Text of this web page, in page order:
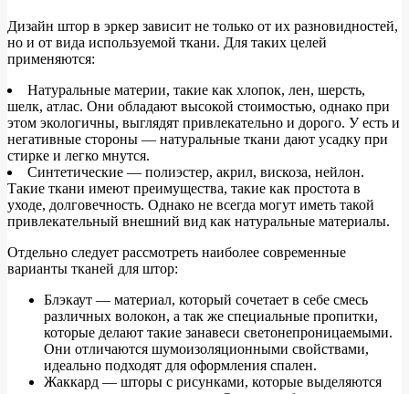
Дизайн штор в эркер зависит не только от их разновидностей,
но и от вида используемой ткани. Для таких целей
применяются:
Натуральные материи, такие как хлопок, лен, шерсть,
шелк, атлас. Они обладают высокой стоимостью, однако при
этом экологичны, выглядят привлекательно и дорого. У есть и
негативные стороны — натуральные ткани дают усадку при
стирке и легко мнутся.
Синтетические — полиэстер, акрил, вискоза, нейлон.
Такие ткани имеют преимущества, такие как простота в
уходе, долговечность. Однако не всегда могут иметь такой
привлекательный внешний вид как натуральные материалы.
Отдельно следует рассмотреть наиболее современные
варианты тканей для штор:
Блэкаут — материал, который сочетает в себе смесь
различных волокон, а так же специальные пропитки,
которые делают такие занавеси светонепроницаемыми.
Они отличаются шумоизоляционными свойствами,
идеально подходят для оформления спален.
Жаккард — шторы с рисунками, которые выделяются